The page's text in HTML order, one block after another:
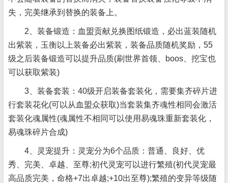
失，完美继承到替换的装备上。
2、装备锻造：血盟贡献兑换图纸锻造，必出蓝装随机
出紫装，玉衡以上装备必出紫装，装备品质随机奖励，55
级之后装备锻造可以提升品质(刷世界首领、boos、挖宝也
可以获取紫装)
3、装备套装：40级开启装备套装化，需要集齐碎片进
行套装花化(可以从血盟众获取)当套装集齐魂性相同会激活
套装化魂属性(魂属性不相同可以使用易魂珠重新套装化，
易魂珠碎片合成)
4、灵宠提升：灵宠分为6个品质：普通、良好、优
秀、完美、卓越、至尊;初代灵宠可以进行繁殖(初代灵宠最
高品质完美，命格+7出卓越;+10出至尊);繁殖的变异等级随